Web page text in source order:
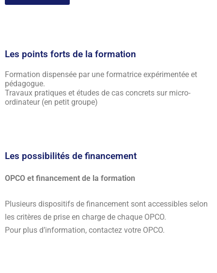
Les points forts de la formation
Formation dispensée par une formatrice expérimentée et
pédagogue.
Travaux pratiques et études de cas concrets sur micro-
ordinateur (en petit groupe)
Les possibilités de financement
OPCO et financement de la formation
Plusieurs dispositifs de financement sont accessibles selon
les critères de prise en charge de chaque OPCO.
Pour plus d’information, contactez votre OPCO.